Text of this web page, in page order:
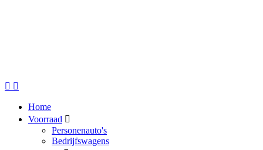
Home
Voorraad
Personenauto's
Bedrijfswagens